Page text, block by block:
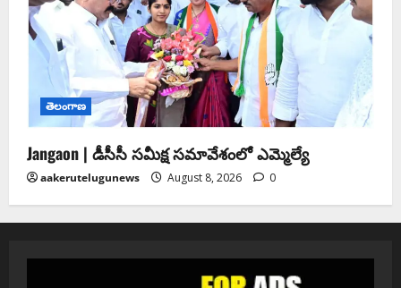
తెలంగాణ
Jangaon | డీసీసీ సమీక్ష సమావేశంలో ఎమ్మెల్యే
aakerutelugunews August 8, 2026 0